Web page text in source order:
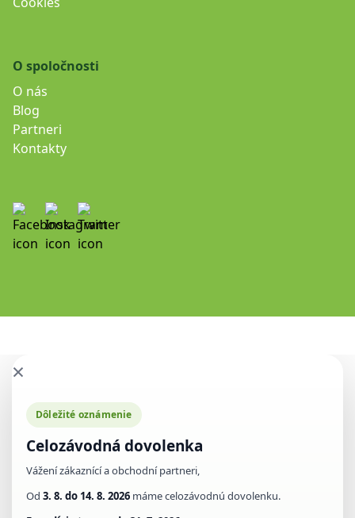
O spoločnosti
O nás
Blog
Partneri
Kontakty
×
Dôležité oznámenie
Celozávodná dovolenka
Vážení zákaznící a obchodní partneri,
Od 3. 8. do 14. 8. 2026 máme celozávodnú dovolenku.